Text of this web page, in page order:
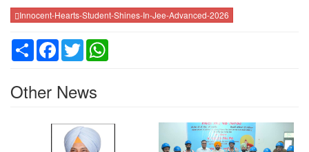
Innocent-Hearts-Student-Shines-In-Jee-Advanced-2026
Share Facebook
Twitter
Other News